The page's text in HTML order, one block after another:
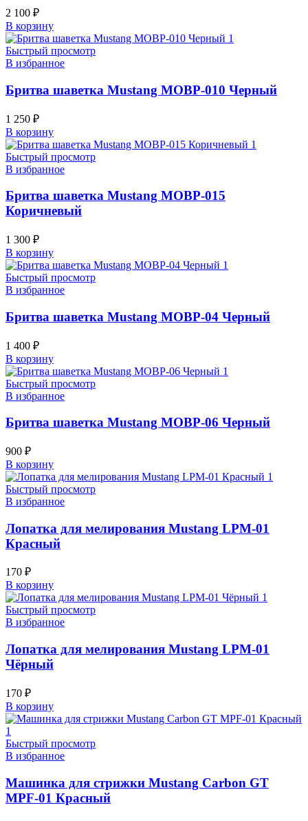
2 100 ₽
В корзину
Быстрый просмотр
В избранное
Бритва шаветка Mustang MOBP-010 Черный
1 250 ₽
В корзину
Быстрый просмотр
В избранное
Бритва шаветка Mustang MOBP-015
Коричневый
1 300 ₽
В корзину
Быстрый просмотр
В избранное
Бритва шаветка Mustang MOBP-04 Черный
1 400 ₽
В корзину
Быстрый просмотр
В избранное
Бритва шаветка Mustang MOBP-06 Черный
900 ₽
В корзину
Быстрый просмотр
В избранное
Лопатка для мелирования Mustang LPM-01
Красный
170 ₽
В корзину
Быстрый просмотр
В избранное
Лопатка для мелирования Mustang LPM-01
Чёрный
170 ₽
В корзину
Быстрый просмотр
В избранное
Машинка для стрижки Mustang Carbon GT
MPF-01 Красный